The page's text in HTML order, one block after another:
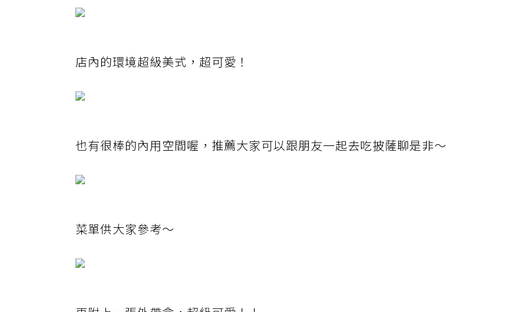
店內的環境超級美式，超可愛！
也有很棒的內用空間喔，推薦大家可以跟朋友一起去吃披薩聊是非～
菜單供大家參考～